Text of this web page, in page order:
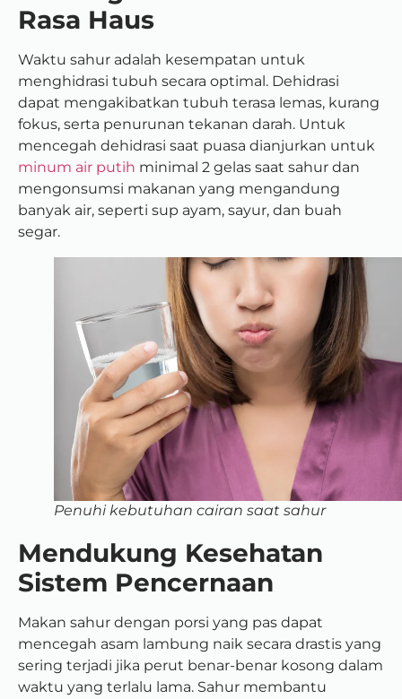
Rasa Haus
Waktu sahur adalah kesempatan untuk
menghidrasi tubuh secara optimal. Dehidrasi
dapat mengakibatkan tubuh terasa lemas, kurang
fokus, serta penurunan tekanan darah. Untuk
mencegah dehidrasi saat puasa dianjurkan untuk
minum air putih minimal 2 gelas saat sahur dan
mengonsumsi makanan yang mengandung
banyak air, seperti sup ayam, sayur, dan buah
segar.
Penuhi kebutuhan cairan saat sahur
Mendukung Kesehatan
Sistem Pencernaan
Makan sahur dengan porsi yang pas dapat
mencegah asam lambung naik secara drastis yang
sering terjadi jika perut benar-benar kosong dalam
waktu yang terlalu lama. Sahur membantu